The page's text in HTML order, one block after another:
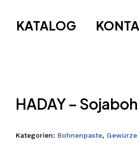
KATALOG
HADAY –
Kategorien: Bohnenpaste, Gewürze